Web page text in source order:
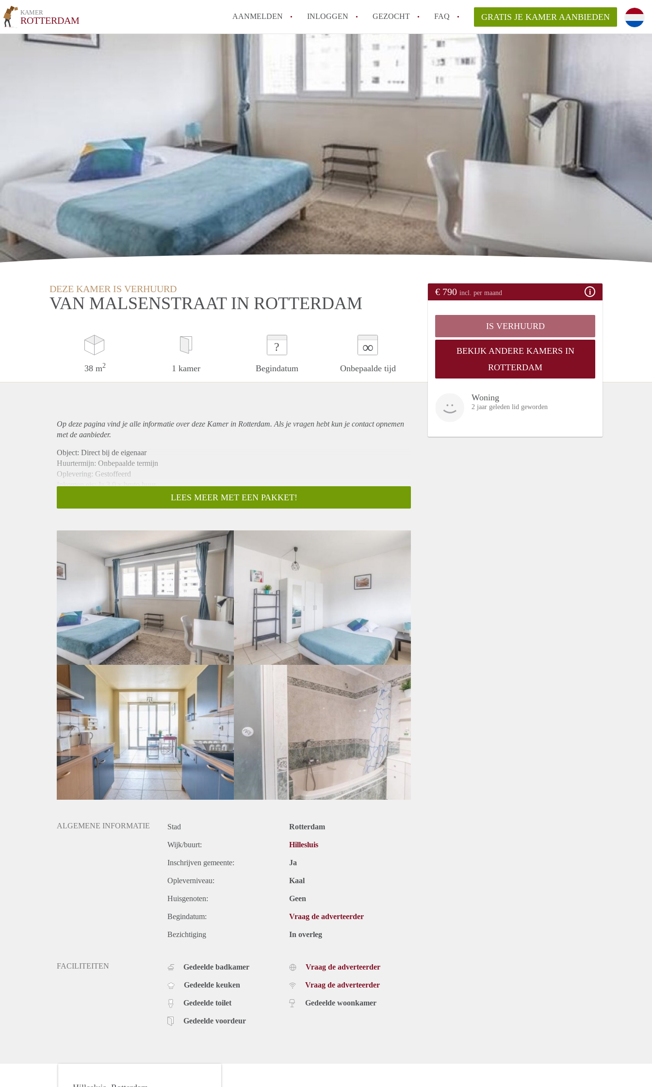
KAMER
ROTTERDAM AANMELDEN INLOGGEN GEZOCHT FAQ
Moet ik mij inschrijven bij de gemeente als ik een kamer huur in
Rotterdam?
Hoe groot is de kans dat ik snel een kamer vind?
Wat kost een studentenkamer gemiddeld in Rotterdam?
In welke wijken van Rotterdam kan ik het beste wonen als student?
GRATIS JE KAMER AANBIEDEN
DEZE KAMER IS VERHUURD
VAN MALSENSTRAAT IN ROTTERDAM
38 m2 1 kamer
?
Begindatum
∞
Onbepaalde tijd
€ 790 incl. per maand
IS VERHUURD
BEKIJK ANDERE KAMERS IN
ROTTERDAM
Woning
2 jaar geleden lid geworden
Op deze pagina vind je alle informatie over deze Kamer in Rotterdam. Als je vragen hebt kun je contact opnemen
met de aanbieder.
Object: Direct bij de eigenaar
Huurtermijn: Onbepaalde termijn
Oplevering: Gestoffeerd
Inkomen eis: Ja 3,0 x bruto huur
Borg: 1 maand
Gedeelde Douche: Nee
Gedeelde woonkamer: Nee
Huisgenoten: Nee
Geslacht huisgenoten: N.v.t.
LEES MEER MET EEN PAKKET!
ALGEMENE INFORMATIE Stad Rotterdam
Wijk/buurt: Hillesluis
Inschrijven gemeente: Ja
Opleverniveau: Kaal
Huisgenoten: Geen
Begindatum: Vraag de adverteerder
Bezichtiging In overleg
FACILITEITEN Gedeelde badkamer
Gedeelde keuken
Gedeelde toilet
Gedeelde voordeur
Vraag de adverteerder
Vraag de adverteerder
Gedeelde woonkamer